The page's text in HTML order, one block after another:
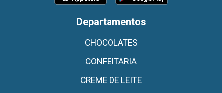
Departamentos
CHOCOLATES
CONFEITARIA
CREME DE LEITE